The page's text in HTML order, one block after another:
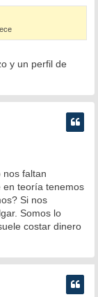
y un perfil de
nos faltan
en teoría tenemos
Si nos
Somos lo
costar dinero